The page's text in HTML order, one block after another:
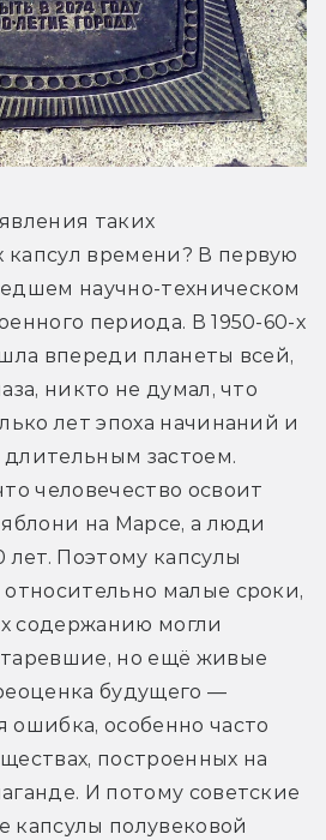
таких
времени? В первую
научно-техническом
периода. В 1950-60-х
впереди планеты всей,
никто не думал, что
лет эпоха начинаний и
застоем.
человечество освоит
на Марсе, а люди
Поэтому капсулы
малые сроки,
содержанию могли
но ещё живые
будущего —
ошибка, особенно часто
построенных на
И потому советские
капсулы полувековой